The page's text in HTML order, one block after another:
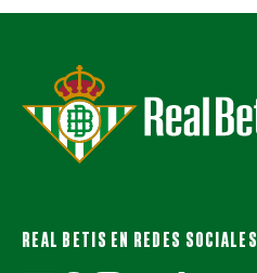
REAL BETIS EN REDES SOCIALES